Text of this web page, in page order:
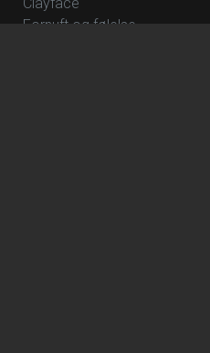
Clayface
Fornuft og følelse